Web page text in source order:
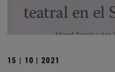
15 | 10 | 2021